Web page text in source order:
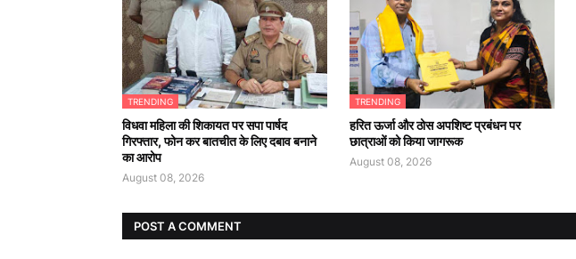
TRENDING
विधवा महिला की शिकायत पर सपा पार्षद
गिरफ्तार, फोन कर बातचीत के लिए दबाव बनाने
का आरोप
August 08, 2026
TRENDING
हरित ऊर्जा और ठोस अपशिष्ट प्रबंधन पर
छात्राओं को किया जागरूक
August 08, 2026
POST A COMMENT